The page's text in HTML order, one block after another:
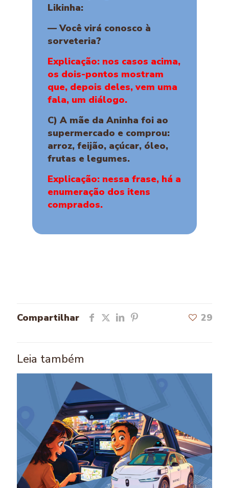
Likinha:
— Você virá conosco à
sorveteria?
Explicação: nos casos acima,
os dois-pontos mostram
que, depois deles, vem uma
fala, um diálogo.
C) A mãe da Aninha foi ao
supermercado e comprou:
arroz, feijão, açúcar, óleo,
frutas e legumes.
Explicação: nessa frase, há a
enumeração dos itens
comprados.
Compartilhar 29
Leia também